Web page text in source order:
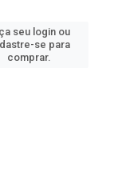
seu login ou
se para
comprar.